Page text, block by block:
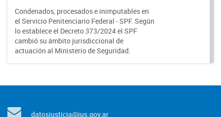
Condenados, procesados e inimputables en
el Servicio Penitenciario Federal - SPF. Según
lo establece el Decreto 373/2024 el SPF
cambió su ámbito jurisdiccional de
actuación al Ministerio de Seguridad.
datosjusticia@jus.gov.ar